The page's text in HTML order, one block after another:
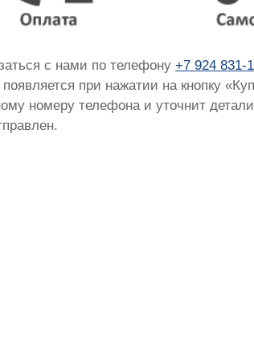
с нами по телефону+7 924 831-
появляется при нажатии на кнопку
номеру телефона и уточнит